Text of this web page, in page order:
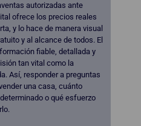
autorizadas ante
ofrece los precios reales
y lo hace de manera visual
y al alcance de todos. El
fiable, detallada y
tan vital como la
Así, responder a preguntas
una casa, cuánto
o qué esfuerzo